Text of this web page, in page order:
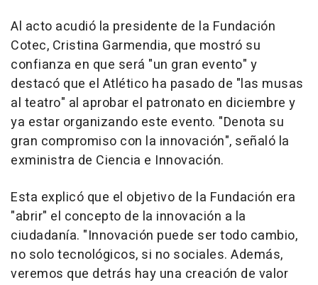
Al acto acudió la presidente de la Fundación
Cotec, Cristina Garmendia, que mostró su
confianza en que será "un gran evento" y
destacó que el Atlético ha pasado de "las musas
al teatro" al aprobar el patronato en diciembre y
ya estar organizando este evento. "Denota su
gran compromiso con la innovación", señaló la
exministra de Ciencia e Innovación.
Esta explicó que el objetivo de la Fundación era
"abrir" el concepto de la innovación a la
ciudadanía. "Innovación puede ser todo cambio,
no solo tecnológicos, si no sociales. Además,
veremos que detrás hay una creación de valor